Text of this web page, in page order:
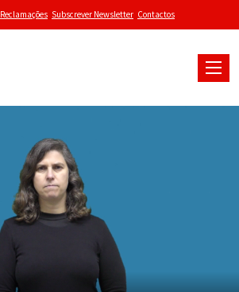
Reclamações Subscrever Newsletter Contactos
Toggle